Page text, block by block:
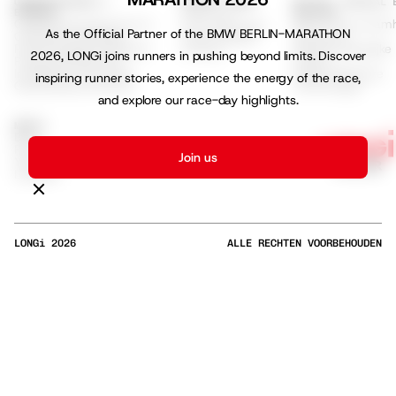
As the Official Partner of the BMW BERLIN-MARATHON
2026, LONGi joins runners in pushing beyond limits. Discover
inspiring runner stories, experience the energy of the race,
and explore our race-day highlights.
Join us
Officiële Partnerlijst
Productgegevensbladen
Productcertificaten
Installatie-instructies
Garantiedocumenten
Duurzaamheid
Voorwaarden
Privacy
ESG &
Klimaat &
Maatschappelijke
Impact
Hoog-efficiënte
Technologie
Blog
LinkedIn
LONGi 2026 ALLE RECHTEN VOORBEHOUDEN